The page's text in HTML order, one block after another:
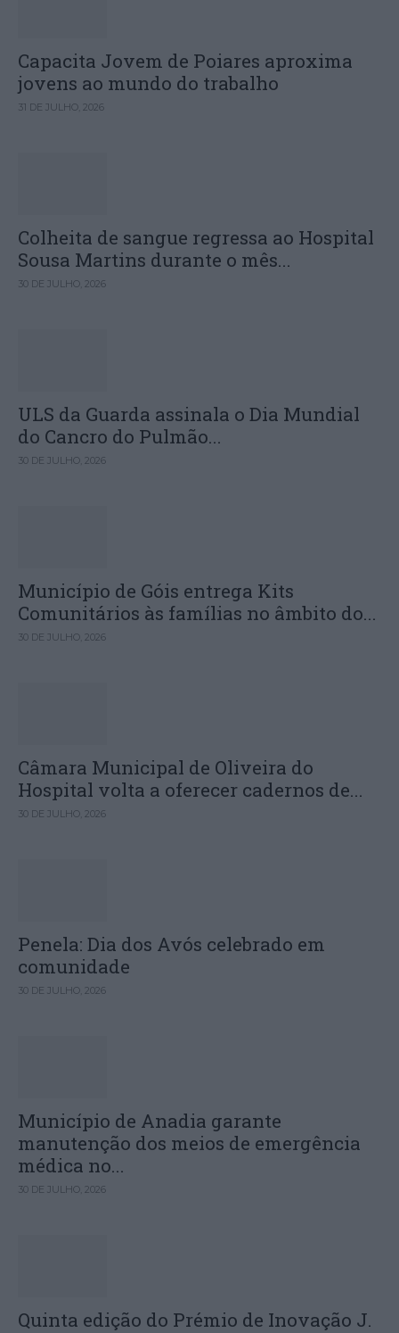
Capacita Jovem de Poiares aproxima
jovens ao mundo do trabalho
31 DE JULHO, 2026
Colheita de sangue regressa ao Hospital
Sousa Martins durante o mês...
30 DE JULHO, 2026
ULS da Guarda assinala o Dia Mundial
do Cancro do Pulmão...
30 DE JULHO, 2026
Município de Góis entrega Kits
Comunitários às famílias no âmbito do...
30 DE JULHO, 2026
Câmara Municipal de Oliveira do
Hospital volta a oferecer cadernos de...
30 DE JULHO, 2026
Penela: Dia dos Avós celebrado em
comunidade
30 DE JULHO, 2026
Município de Anadia garante
manutenção dos meios de emergência
médica no...
30 DE JULHO, 2026
Quinta edição do Prémio de Inovação J.